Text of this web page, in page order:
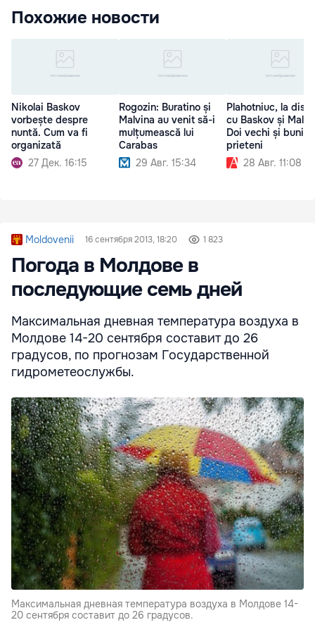
Похожие новости
Nikolai Baskov
vorbește despre
nuntă. Cum va fi
organizată
27 Дек. 16:15
Rogozin: Buratino și
Malvina au venit să-i
mulțumească lui
Carabas
29 Авг. 15:34
Plahotniuc, la
cu Baskov și
Doi vechi și buni
prieteni
28 Авг. 11:08
Moldovenii 16 сентября 2013, 18:20 1 823
Погода в Молдове в
последующие семь дней
Максимальная дневная температура воздуха в
Молдове 14-20 сентября составит до 26
градусов, по прогнозам Государственной
гидрометеослужбы.
Максимальная дневная температура воздуха в Молдове 14-
20 сентября составит до 26 градусов.